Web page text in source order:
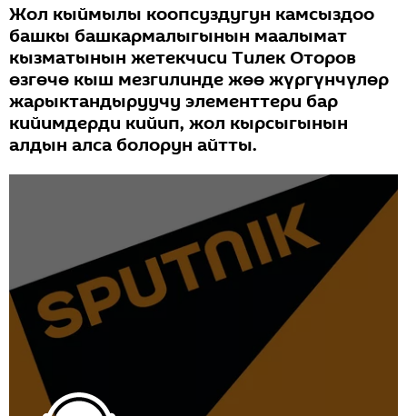
Жол кыймылы коопсуздугун камсыздоо
башкы башкармалыгынын маалымат
кызматынын жетекчиси Тилек Оторов
өзгөчө кыш мезгилинде жөө жүргүнчүлөр
жарыктандыруучу элементтери бар
кийимдерди кийип, жол кырсыгынын
алдын алса болорун айтты.